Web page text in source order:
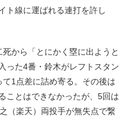
ト線に運ばれる連打を許し
から「とにかく塁に出ようと
った4番・鈴木がレフトスタン
1点差に詰め寄る。その後は
ことはできなかったが、5回は
（楽天）両投手が無失点で繋